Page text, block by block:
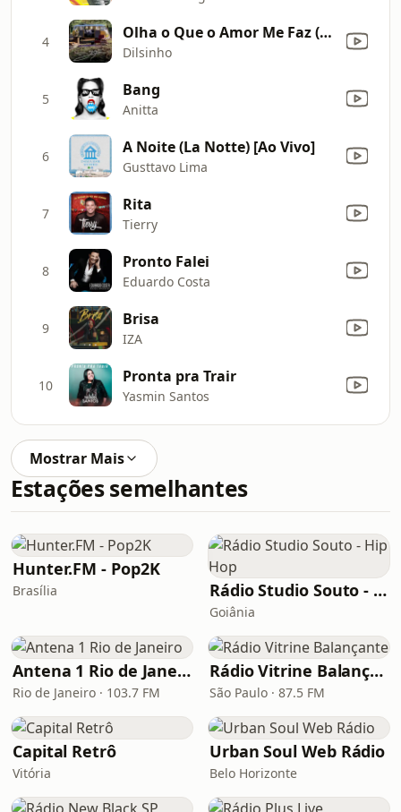
4 Olha o Que o Amor Me Faz (Sony Music Live)
Dilsinho
5 Bang
Anitta
6 A Noite (La Notte) [Ao Vivo]
Gusttavo Lima
7 Rita
Tierry
8 Pronto Falei
Eduardo Costa
9 Brisa
IZA
10 Pronta pra Trair
Yasmin Santos
Mostrar Mais
Estações semelhantes
Hunter.FM - Pop2K
Brasília Rádio Studio Souto - Hip Hop
Goiânia
Antena 1 Rio de Janeiro
Rio de Janeiro · 103.7 FM
Rádio Vitrine Balançante
São Paulo · 87.5 FM
Capital Retrô
Vitória
Urban Soul Web Rádio
Belo Horizonte